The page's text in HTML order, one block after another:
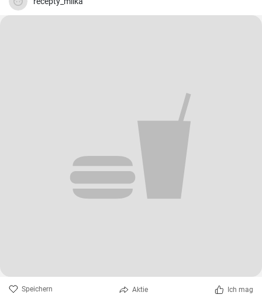
Speichern Aktie Ich mag